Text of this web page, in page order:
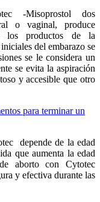
-Misoprostol dos
o vaginal, produce
los productos de la
del embarazo se
se le considera un
se evita la aspiración
y accesible que otro
para terminar un
depende de la edad
que aumenta la edad
aborto con Cytotec
y efectiva durante las